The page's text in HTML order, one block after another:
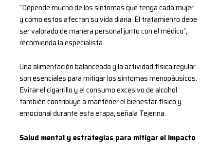
“Depende mucho de los síntomas que tenga cada mujer
y cómo estos afectan su vida diaria. El tratamiento debe
ser valorado de manera personal junto con el médico”,
recomienda la especialista.
Una alimentación balanceada y la actividad física regular
son esenciales para mitigar los síntomas menopáusicos.
Evitar el cigarrillo y el consumo excesivo de alcohol
también contribuye a mantener el bienestar físico y
emocional durante esta etapa, señala Tejerina.
Salud mental y estrategias para mitigar el impacto